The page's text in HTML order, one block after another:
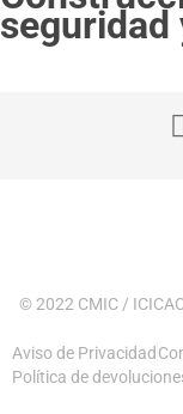
seguridad
© 2022 CMIC /
Aviso de Privacidad
Política de